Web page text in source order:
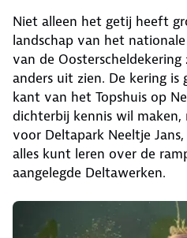
Niet alleen het getij heeft
landschap van het
van de
anders uit zien. De kering
kant van het Topshuis op
dichterbij kennis wil
voor Deltapark Neeltje
alles kunt leren over de
aangelegde Deltawerken.